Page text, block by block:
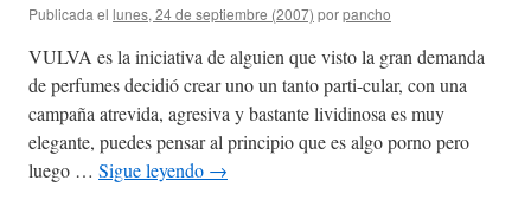
Publicada el lunes, 24 de septiembre (2007) porpancho
VULVA es la iniciativa de alguien que visto la gran demanda
de perfumes decidió crear uno un tanto parti-cular, con una
campaña atrevida, agresiva y bastante lividinosa es muy
elegante, puedes pensar al principio que es algo porno pero
luego … Sigue leyendo →